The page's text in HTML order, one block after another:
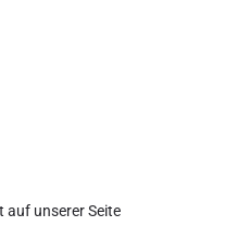
auf unserer Seite